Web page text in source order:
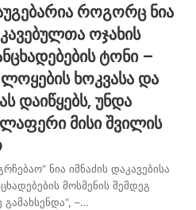
როგორც ნია
ოჯახის
ტონი –
ლოყების ხოკვასა და
დაიწყებს, უნდა
მისი შვილის
ნია იმნაძის დაკავებისა
მოსმენის შემდეგ
–…